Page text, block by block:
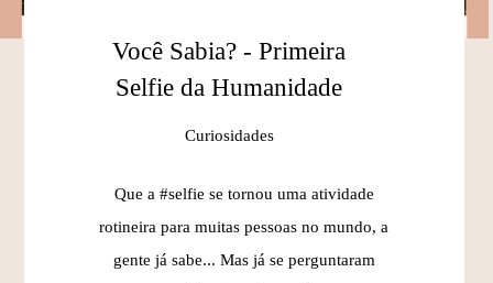
Você Sabia? - Primeira
Selfie da Humanidade
Curiosidades
Que a #selfie se tornou uma atividade
rotineira para muitas pessoas no mundo, a
gente já sabe... Mas já se perguntaram